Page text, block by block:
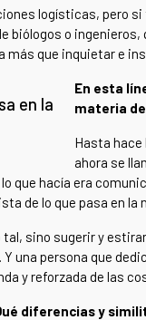
logísticas, pero
o ingenieros,
que inquietar e
en la
En esta
materia
Hasta hace
ahora se
que hacía era
de lo que pasa en la
sino sugerir y
una persona que
y reforzada de las
diferencias y